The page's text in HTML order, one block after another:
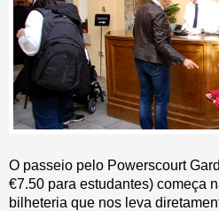
O passeio pelo Powerscourt
€7.50 para estudantes) começa
bilheteria que nos leva